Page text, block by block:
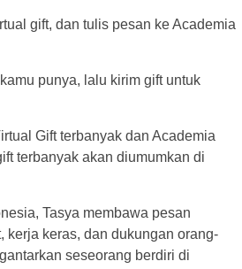
gift, dan tulis pesan ke Academia
punya, lalu kirim gift untuk
Gift terbanyak dan Academia
terbanyak akan diumumkan di
Tasya membawa pesan
kerja keras, dan dukungan orang-
seseorang berdiri di